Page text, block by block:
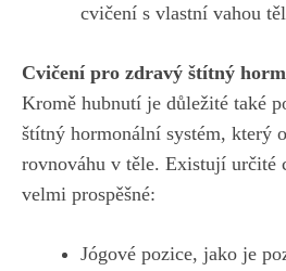
cvičení s ​vlastní vahou‌
Cvičení pro zdravý štítný
Kromě hubnutí je ‍důležité také
štítný hormonální systém, který
rovnováhu v těle.⁣ Existují určité
velmi ‍prospěšné:
Jógové pozice, jako je